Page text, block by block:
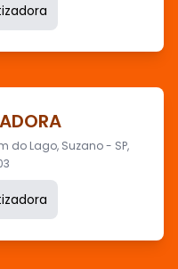
do Lago, Suzano - SP,